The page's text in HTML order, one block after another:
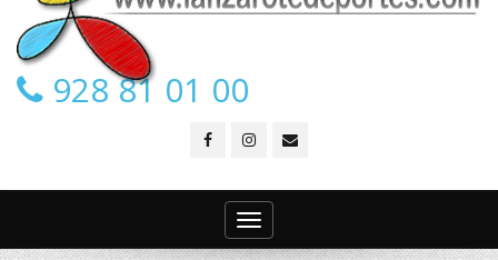
928 81 01 00
Toggle
navigation